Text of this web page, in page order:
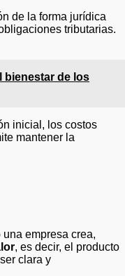
de la forma jurídica
tributarias.
bienestar de los
inicial, los costos
mantener la
empresa crea,
, es decir, el producto
clara y